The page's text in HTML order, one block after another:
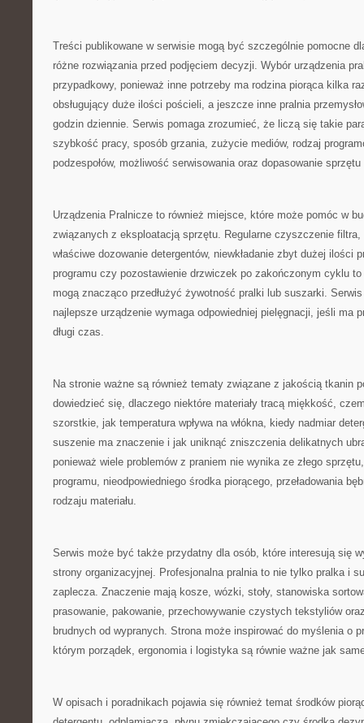
Treści publikowane w serwisie mogą być szczególnie pomocne
różne rozwiązania przed podjęciem decyzji. Wybór urządzenia
przypadkowy, ponieważ inne potrzeby ma rodzina piorąca kilka
obsługujący duże ilości pościeli, a jeszcze inne pralnia
godzin dziennie. Serwis pomaga zrozumieć, że liczą się takie
szybkość pracy, sposób grzania, zużycie mediów, rodzaj
podzespołów, możliwość serwisowania oraz dopasowanie
Urządzenia Pralnicze to również miejsce, które może pomóc w
związanych z eksploatacją sprzętu. Regularne czyszczenie
właściwe dozowanie detergentów, niewkładanie zbyt dużej ilości
programu czy pozostawienie drzwiczek po zakończonym cyklu to
mogą znacząco przedłużyć żywotność pralki lub suszarki.
najlepsze urządzenie wymaga odpowiedniej pielęgnacji, jeśli ma
długi czas.
Na stronie ważne są również tematy związane z jakością tkanin
dowiedzieć się, dlaczego niektóre materiały tracą miękkość,
szorstkie, jak temperatura wpływa na włókna, kiedy nadmiar
suszenie ma znaczenie i jak uniknąć zniszczenia delikatnych
ponieważ wiele problemów z praniem nie wynika ze złego
programu, nieodpowiedniego środka piorącego, przeładowania
rodzaju materiału.
Serwis może być także przydatny dla osób, które interesują się
strony organizacyjnej. Profesjonalna pralnia to nie tylko pralka i
zaplecza. Znaczenie mają kosze, wózki, stoły, stanowiska
prasowanie, pakowanie, przechowywanie czystych tekstyliów
brudnych od wypranych. Strona może inspirować do myślenia o
którym porządek, ergonomia i logistyka są równie ważne jak
W opisach i poradnikach pojawia się również temat środków